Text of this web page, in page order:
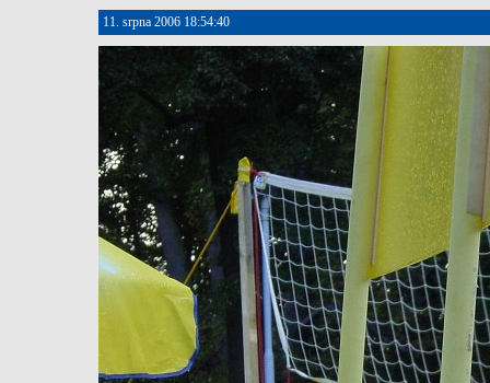
11. srpna 2006 18:54:40